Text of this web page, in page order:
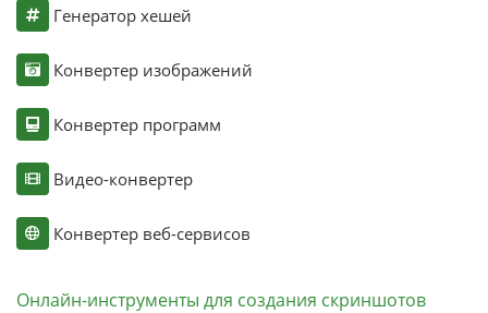
Генератор хешей
Конвертер изображений
Конвертер программ
Видео-конвертер
Конвертер веб-сервисов
Онлайн-инструменты для создания скриншотов